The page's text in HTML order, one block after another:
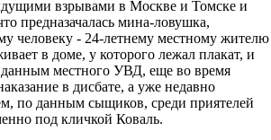
взрывами в Москве и Томске и
предназачалась мина-ловушка,
человеку - 24-летнему местному жителю
в доме, у которого лежал плакат, и
местного УВД, еще во время
в дисбате, а уже недавно
по данным сыщиков, среди приятелей
под кличкой Коваль.